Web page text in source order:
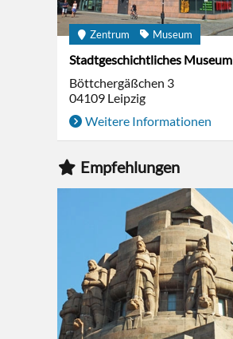
Zentrum Museum
Stadtgeschichtliches Museum
Böttchergäßchen 3
04109 Leipzig
Weitere Informationen
Empfehlungen